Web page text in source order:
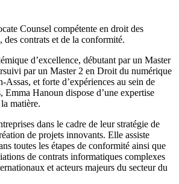
Counsel compétente en droit des
des contrats et de la conformité.
d’excellence, débutant par un Master
par un Master 2 en Droit du numérique
Assas, et forte d’expériences au sein de
Emma Hanoun dispose d’une expertise
matière.
dans le cadre de leur stratégie de
de projets innovants. Elle assiste
toutes les étapes de conformité ainsi que
de contrats informatiques complexes
et acteurs majeurs du secteur du